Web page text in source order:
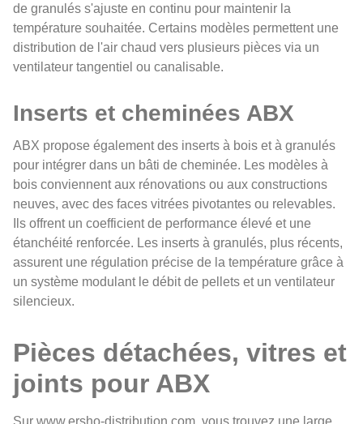
de granulés s'ajuste en continu pour maintenir la
température souhaitée. Certains modèles permettent une
distribution de l'air chaud vers plusieurs pièces via un
ventilateur tangentiel ou canalisable.
Inserts et cheminées ABX
ABX propose également des inserts à bois et à granulés
pour intégrer dans un bâti de cheminée. Les modèles à
bois conviennent aux rénovations ou aux constructions
neuves, avec des faces vitrées pivotantes ou relevables.
Ils offrent un coefficient de performance élevé et une
étanchéité renforcée. Les inserts à granulés, plus récents,
assurent une régulation précise de la température grâce à
un système modulant le débit de pellets et un ventilateur
silencieux.
Pièces détachées, vitres et
joints pour ABX
Sur www.ersho-distribution.com, vous trouvez une large